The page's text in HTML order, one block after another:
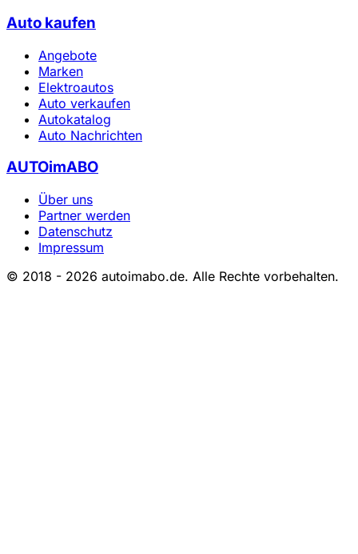
Auto kaufen
Angebote
Marken
Elektroautos
Auto verkaufen
Autokatalog
Auto Nachrichten
AUTOimABO
Über uns
Partner werden
Datenschutz
Impressum
© 2018 - 2026 autoimabo.de. Alle Rechte vorbehalten.